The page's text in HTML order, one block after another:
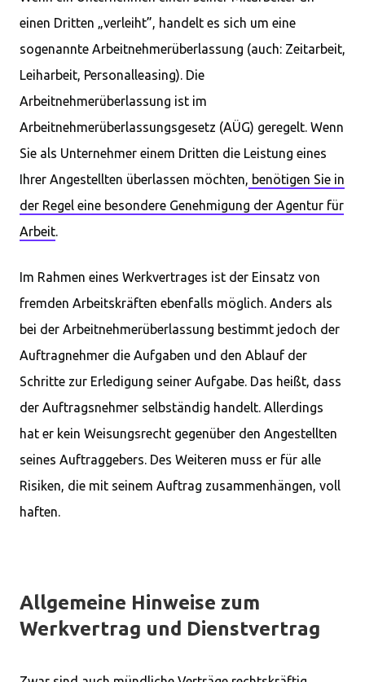
einen Dritten „verleiht”, handelt es sich um eine
sogenannte Arbeitnehmerüberlassung (auch: Zeitarbeit,
Leiharbeit, Personalleasing). Die
Arbeitnehmerüberlassung ist im
Arbeitnehmerüberlassungsgesetz (AÜG) geregelt. Wenn
Sie als Unternehmer einem Dritten die Leistung eines
Ihrer Angestellten überlassen möchten, benötigen Sie in
der Regel eine besondere Genehmigung der Agentur für
Arbeit.
Im Rahmen eines Werkvertrages ist der Einsatz von
fremden Arbeitskräften ebenfalls möglich. Anders als
bei der Arbeitnehmerüberlassung bestimmt jedoch der
Auftragnehmer die Aufgaben und den Ablauf der
Schritte zur Erledigung seiner Aufgabe. Das heißt, dass
der Auftragsnehmer selbständig handelt. Allerdings
hat er kein Weisungsrecht gegenüber den Angestellten
seines Auftraggebers. Des Weiteren muss er für alle
Risiken, die mit seinem Auftrag zusammenhängen, voll
haften.
Allgemeine Hinweise zum
Werkvertrag und Dienstvertrag